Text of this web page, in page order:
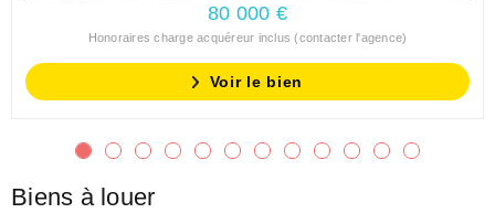
80 000 €
Honoraires charge acquéreur inclus (contacter l'agence)
Voir le bien
Biens à louer